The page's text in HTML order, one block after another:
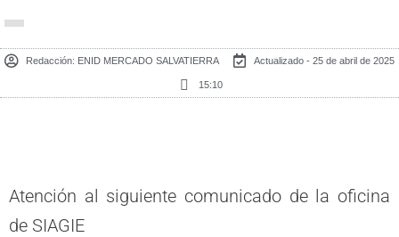
Redacción: ENID MERCADO SALVATIERRA Actualizado - 25 de abril de 2025
15:10
Atención al siguiente comunicado de la oficina
de SIAGIE